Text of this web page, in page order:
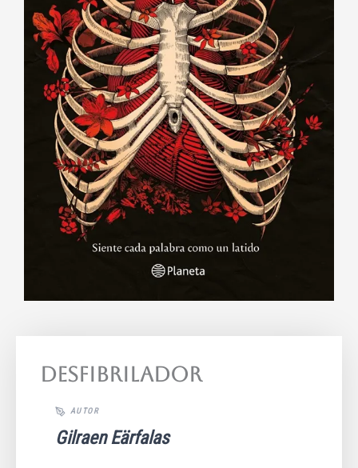
Desfibrilador
Gilraen Eärfalas